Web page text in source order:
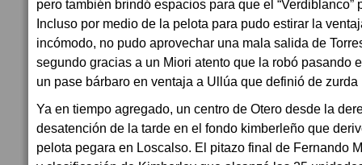
pero también brindó espacios para que el “Verdiblanco”
Incluso por medio de la pelota para pudo estirar la
incómodo, no pudo aprovechar una mala salida de
segundo gracias a un Miori atento que la robó pasando
un pase bárbaro en ventaja a Ullúa que definió de zurda
Ya en tiempo agregado, un centro de Otero desde la
desatención de la tarde en el fondo kimberleño que
pelota pegara en Loscalso. El pitazo final de Fernando